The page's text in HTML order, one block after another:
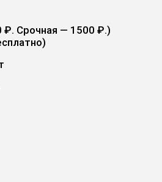
₽. Срочная — 1500 ₽.)